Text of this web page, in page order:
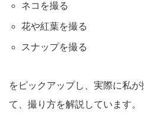
ネコを撮る
花や紅葉を撮る
スナップを撮る
をピックアップし、実際に私
て、撮り方を解説しています。